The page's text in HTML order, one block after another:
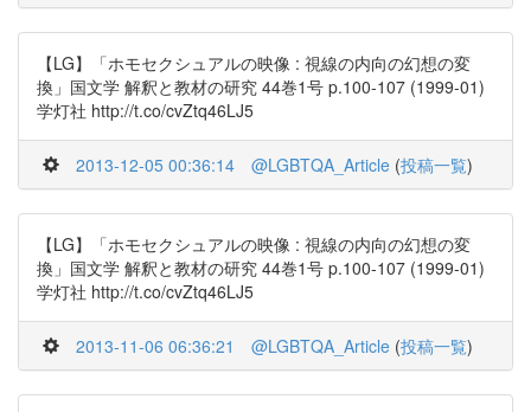
【LG】「ホモセクシュアルの映像 : 視線の内向の幻想の変
換」国文学 解釈と教材の研究 44巻1号 p.100-107 (1999-01)
学灯社 http://t.co/cvZtq46LJ5
2013-12-05 00:36:14 @LGBTQA_Article (投稿一覧)
【LG】「ホモセクシュアルの映像 : 視線の内向の幻想の変
換」国文学 解釈と教材の研究 44巻1号 p.100-107 (1999-01)
学灯社 http://t.co/cvZtq46LJ5
2013-11-06 06:36:21 @LGBTQA_Article (投稿一覧)